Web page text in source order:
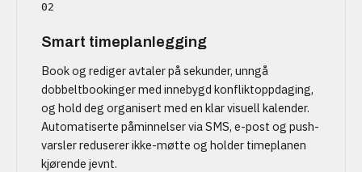
02
Smart timeplanlegging
Book og rediger avtaler på sekunder, unngå
dobbeltbookinger med innebygd konfliktoppdaging,
og hold deg organisert med en klar visuell kalender.
Automatiserte påminnelser via SMS, e-post og push-
varsler reduserer ikke-møtte og holder timeplanen
kjørende jevnt.